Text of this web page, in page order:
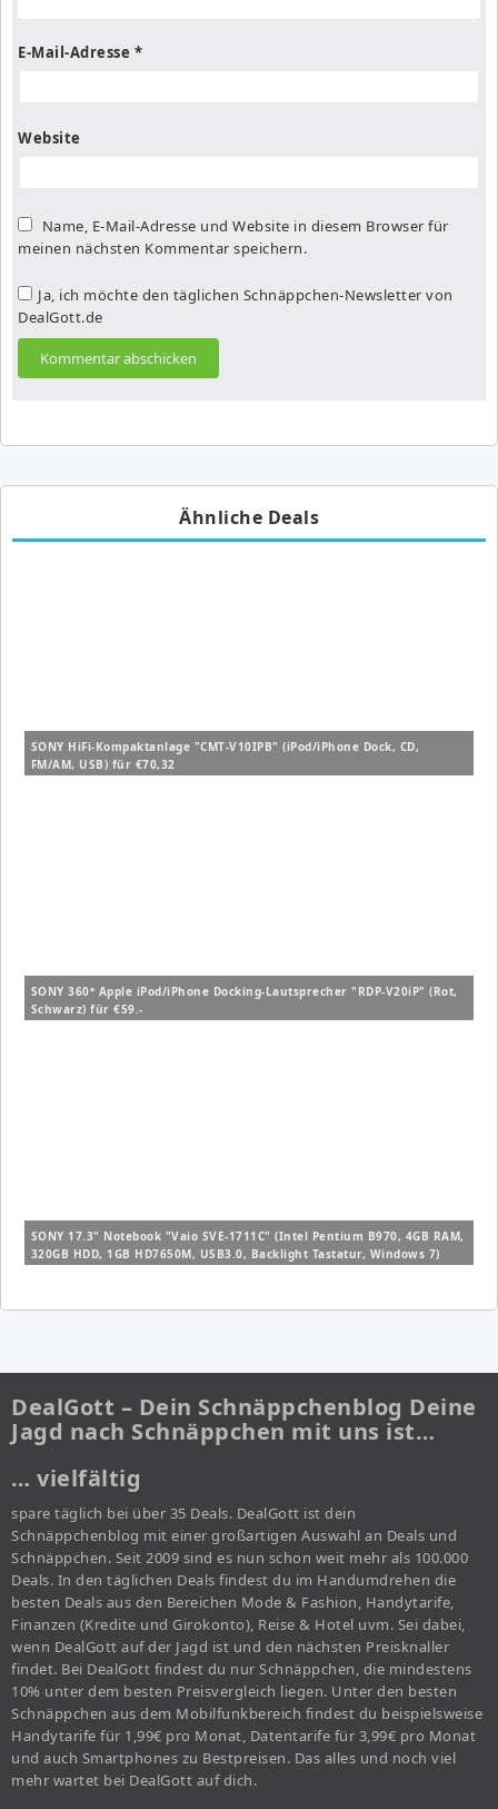
E-Mail-Adresse *
Website
Name, E-Mail-Adresse und Website in diesem Browser für
meinen nächsten Kommentar speichern.
Ja, ich möchte den täglichen Schnäppchen-Newsletter von
DealGott.de
Ähnliche Deals
SONY HiFi-Kompaktanlage "CMT-V10IPB" (iPod/iPhone Dock, CD,
FM/AM, USB) für €70,32
SONY 360° Apple iPod/iPhone Docking-Lautsprecher "RDP-V20iP" (Rot,
Schwarz) für €59.-
SONY 17.3" Notebook "Vaio SVE-1711C" (Intel Pentium B970, 4GB RAM,
320GB HDD, 1GB HD7650M, USB3.0, Backlight Tastatur, Windows 7)
DealGott – Dein Schnäppchenblog Deine
Jagd nach Schnäppchen mit uns ist…
… vielfältig
spare täglich bei über 35 Deals. DealGott ist dein
Schnäppchenblog mit einer großartigen Auswahl an Deals und
Schnäppchen. Seit 2009 sind es nun schon weit mehr als 100.000
Deals. In den täglichen Deals findest du im Handumdrehen die
besten Deals aus den Bereichen Mode & Fashion, Handytarife,
Finanzen (Kredite und Girokonto), Reise & Hotel uvm. Sei dabei,
wenn DealGott auf der Jagd ist und den nächsten Preisknaller
findet. Bei DealGott findest du nur Schnäppchen, die mindestens
10% unter dem besten Preisvergleich liegen. Unter den besten
Schnäppchen aus dem Mobilfunkbereich findest du beispielsweise
Handytarife für 1,99€ pro Monat, Datentarife für 3,99€ pro Monat
und auch Smartphones zu Bestpreisen. Das alles und noch viel
mehr wartet bei DealGott auf dich.